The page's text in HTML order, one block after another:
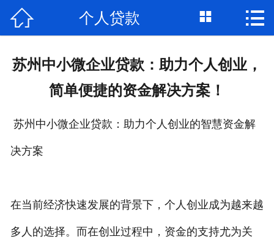
首页
私人借款
个人资金
 个人贷款  
苏州中小微企业贷款：助力个人创业，
简单便捷的资金解决方案！
苏州中小微企业贷款：助力个人创业的智慧资金解
决方案
在当前经济快速发展的背景下，个人创业成为越来越
多人的选择。而在创业过程中，资金的支持尤为关